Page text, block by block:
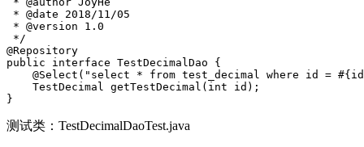
* @date 2018/11/05
* @version 1.0
*/
@Repository
public
interface TestDecimalDao
{
@Select ( "select * from test_decimal where id =
TestDecimal getTestDecimal ( int id );
}
测试类：TestDecimalDaoTest.java